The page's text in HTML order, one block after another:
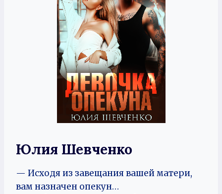
Юлия Шевченко
— Исходя из завещания вашей матери,
вам назначен опекун…